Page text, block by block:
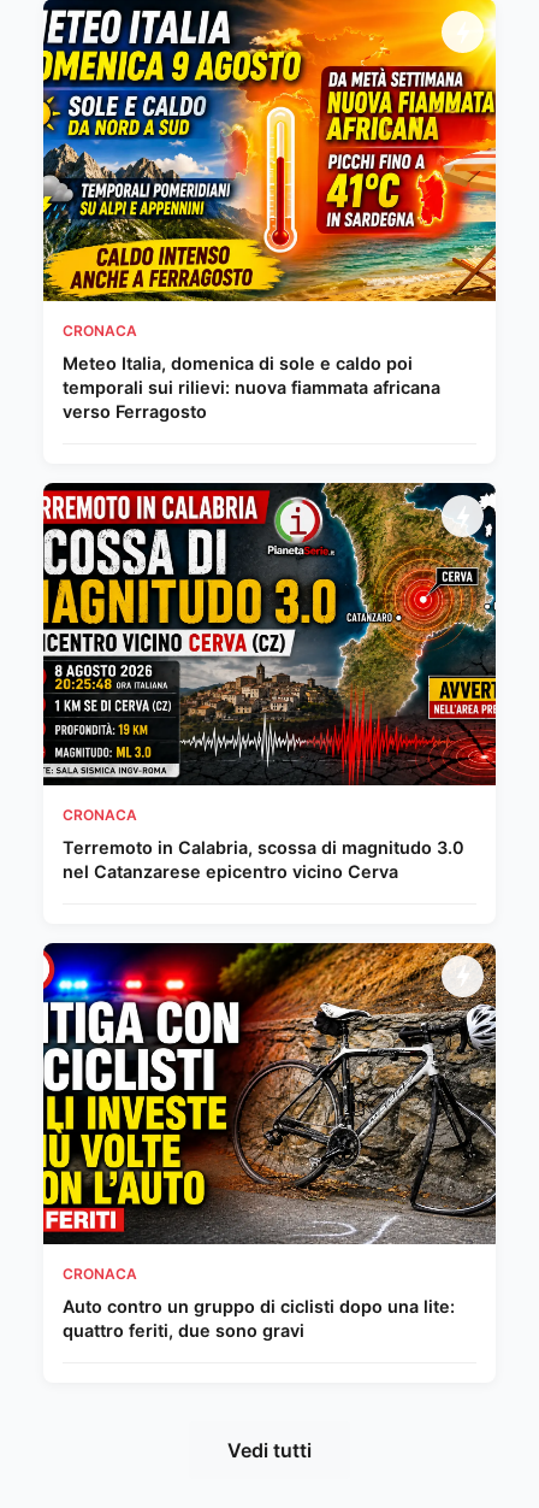
CRONACA
Meteo Italia, domenica di sole e caldo poi
temporali sui rilievi: nuova fiammata africana
verso Ferragosto
CRONACA
Terremoto in Calabria, scossa di magnitudo 3.0
nel Catanzarese epicentro vicino Cerva
CRONACA
Auto contro un gruppo di ciclisti dopo una lite:
quattro feriti, due sono gravi
Vedi tutti